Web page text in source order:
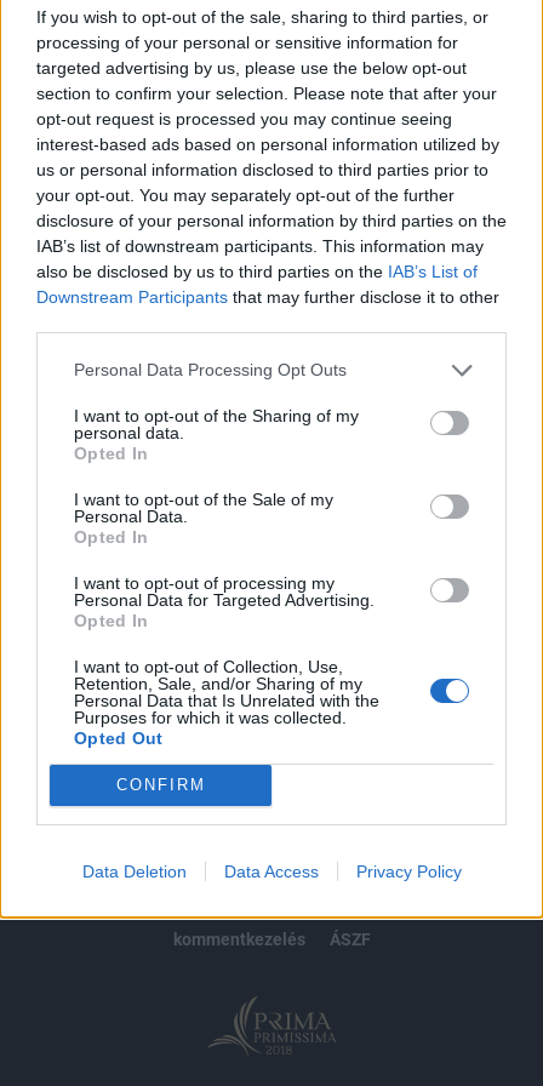
If you wish to opt-out of the sale, sharing to third parties, or
processing of your personal or sensitive information for
targeted advertising by us, please use the below opt-out
section to confirm your selection. Please note that after your
opt-out request is processed you may continue seeing
interest-based ads based on personal information utilized by
us or personal information disclosed to third parties prior to
your opt-out. You may separately opt-out of the further
disclosure of your personal information by third parties on the
IAB’s list of downstream participants. This information may
also be disclosed by us to third parties on the IAB’s List of
Downstream Participants that may further disclose it to other
Personal Data Processing Opt Outs
I want to opt-out of the Sharing of my
personal data.
Opted In
I want to opt-out of the Sale of my
Personal Data.
Opted In
I want to opt-out of processing my
Personal Data for Targeted Advertising.
Opted In
I want to opt-out of Collection, Use,
Retention, Sale, and/or Sharing of my
Personal Data that Is Unrelated with the
Purposes for which it was collected.
Opted Out
CONFIRM
Data Deletion Data Access Privacy Policy
Investment Day 2026, ahol a piac vezető szakértőivel
keressük a választ a befektetőket leginkább foglalkoztató
kérdésekre. Meddig tarthat az AI-rali, kik lehetnek a
következő évek nyertesei, mire számíthatunk a részvény-,
kötvény-, nyersanyag- és kriptopiacokon, és hogyan
érdemes portfóliót építeni egy gyorsan változó...
KEDVES OLVASÓNK!
A keresett cikk a portfolio.hu hírarchívumához
Portfolio.hu teljes cikkarchívum
Kötéslisták: BÉT elmúlt 2 év napon belüli
MÁR ELŐFIZETŐNK VAGY?
© 2026 Portfolio
impresszum
jogi nyilatkozat
süti beállítások
kommentkezelés
ÁSZF